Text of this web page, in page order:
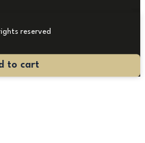
reserved
to cart